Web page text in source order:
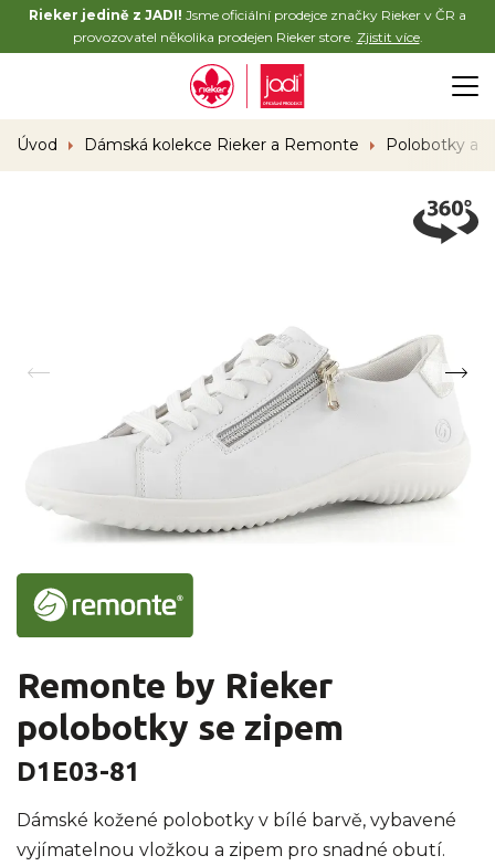
Rieker jedině z JADI! Jsme oficiální prodejce značky Rieker v ČR a
provozovatel několika prodejen Rieker store. Zjistit více.
Úvod Dámská kolekce Rieker a Remonte Polobotky a
Remonte by Rieker
polobotky se zipem
D1E03-81
Dámské kožené polobotky v bílé barvě, vybavené
vyjímatelnou vložkou a zipem pro snadné obutí.